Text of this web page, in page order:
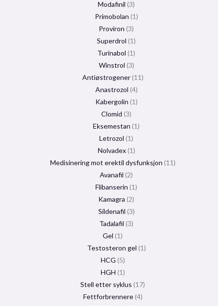
Modafinil 3
Primobolan 1
Proviron 3
Superdrol 1
Turinabol 1
Winstrol 3
Antiøstrogener 11
Anastrozol 4
Kabergolin 1
Clomid 3
Eksemestan 1
Letrozol 1
Nolvadex 1
Medisinering mot erektil dysfunksjon 11
Avanafil 2
Flibanserin 1
Kamagra 2
Sildenafil 3
Tadalafil 3
Gel 1
Testosteron gel 1
HCG 5
HGH 1
Stell etter syklus 17
Fettforbrennere 4